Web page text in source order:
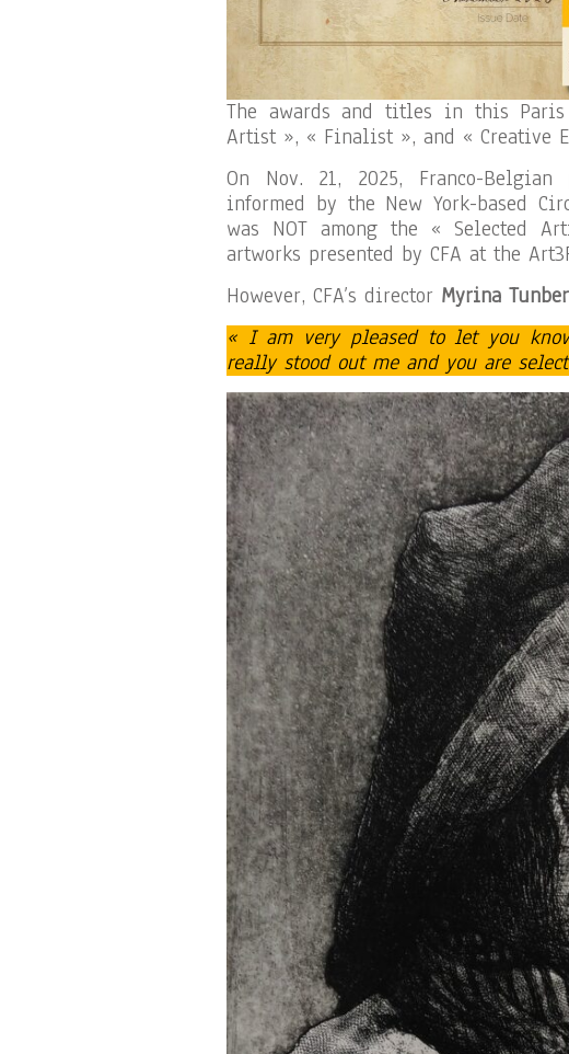
The awards and titles in this Paris
Artist », « Finalist », and « Creative
On Nov. 21, 2025, Franco-
informed by the New York-based
was NOT among the « Selected
artworks presented by CFA at the
However, CFA’s director Myrina
« I am very pleased to let you
really stood out me and you are